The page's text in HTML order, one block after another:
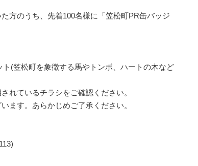
方のうち、先着100名様に「笠松町PR缶バッジ
(笠松町を象徴する馬やトンボ、ハートの木など
れているチラシをご確認ください。
ます。あらかじめご了承ください。